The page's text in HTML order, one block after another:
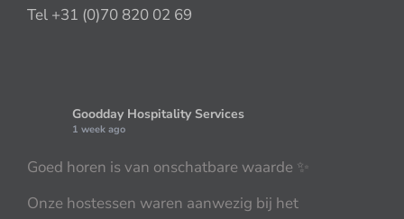
Tel +31 (0)70 820 02 69
Goodday Hospitality Services
1 week ago
Goed horen is van onschatbare waarde ✨️
Onze hostessen waren aanwezig bij het